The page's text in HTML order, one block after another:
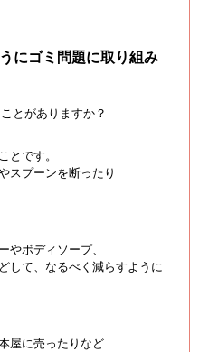
にゴミ問題に取り組み
とがありますか？
とです。
スプーンを断ったり
やボディソープ、
して、なるべく減らすように
屋に売ったりなど